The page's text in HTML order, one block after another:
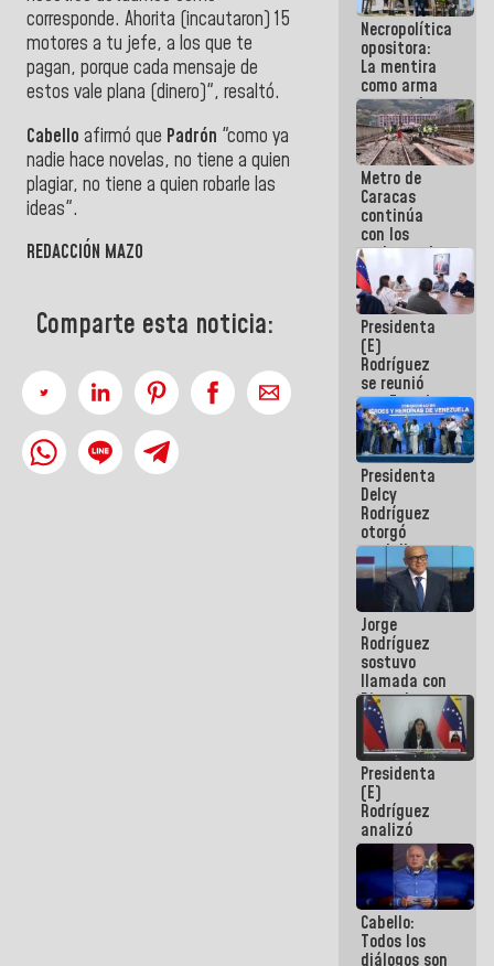
corresponde. Ahorita (incautaron) 15
motores a tu jefe, a los que te
pagan, porque cada mensaje de
estos vale plana (dinero)", resaltó.
Cabello afirmó que Padrón "como ya
nadie hace novelas, no tiene a quien
plagiar, no tiene a quien robarle las
ideas".
REDACCIÓN MAZO
Comparte esta noticia:
escombros
en La Guaira
Necropolítica
opositora:
La mentira
como arma
contra el
Pueblo
Metro de
Caracas
continúa
con los
trabajos de
mantenimiento
e inspección
en la Línea 2
Presidenta
(E)
Rodríguez
se reunió
con Estado
Mayor
Eléctrico
para
abordar
planes de
acción
Presidenta
Delcy
Rodríguez
otorgó
medalla
"Héroe de
Venezuela"
a servidores
públicos
Jorge
Rodríguez
sostuvo
llamada con
Dinorah
Figuera y
acuerdan
primer
encuentro
presencial
para el
diálogo
Presidenta
(E)
Rodríguez
analizó
junto a
gobernadores
planes de
recuperación
del Sistema
Eléctrico
Cabello:
Todos los
diálogos son